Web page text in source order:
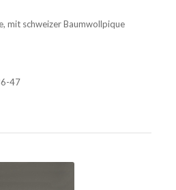
mit schweizer Baumwollpique
47